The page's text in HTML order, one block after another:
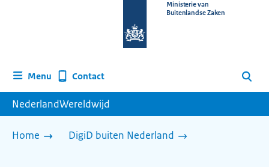
homepage
Ministerie van
Buitenlandse Zaken
Menu Contact Zoeken
NederlandWereldwijd
Home DigiD buiten Nederland